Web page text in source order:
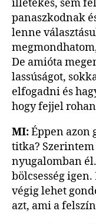
illetékes, sem
panaszkodnak
lenne
De amióta
lassúságot,
elfogadni és
hogy fejjel
MI:Éppen azon
titka? Szerintem
nyugalomban
bölcsesség
végig lehet
azt, ami a